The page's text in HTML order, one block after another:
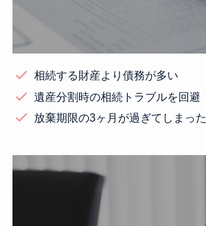
相続する財産より債務が多い
遺産分割時の相続トラブルを回避
放棄期限の3ヶ月が過ぎてしまった